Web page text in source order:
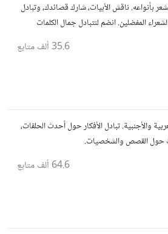
بأنواعه. ناقش الأبيات، شارك قصائدك، وتبادل
المفضلين. انضم لنتبادل جمال الكلمات
35.6 ألف متابع
والأجنبية. تبادل الأفكار حول أحدث الحلقات،
حول القصص والشخصيات.
64.6 ألف متابع